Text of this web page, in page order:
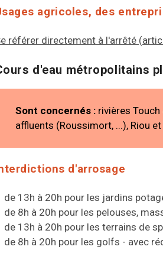
agricoles, des
référer directement à l'arrêté
d'eau métropolitains
Sont concernés :rivières Touch
affluents (Roussimort, ...), Riou
d'arrosage
de 13h à 20h pour les jardins
de 8h à 20h pour les pelouses,
de 13h à 20h pour les terrains de
de 8h à 20h pour les golfs - avec